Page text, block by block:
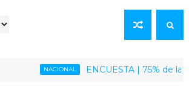
NACIONAL ENCUESTA | 75% de la